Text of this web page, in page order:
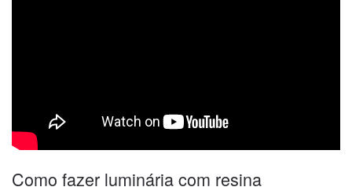
Como fazer luminária com resina